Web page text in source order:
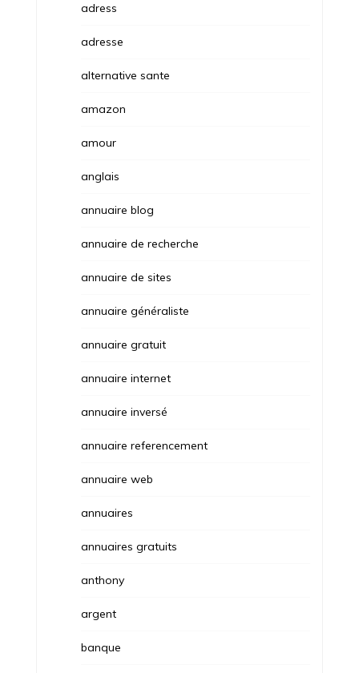
adress
adresse
alternative sante
amazon
amour
anglais
annuaire blog
annuaire de recherche
annuaire de sites
annuaire généraliste
annuaire gratuit
annuaire internet
annuaire inversé
annuaire referencement
annuaire web
annuaires
annuaires gratuits
anthony
argent
banque